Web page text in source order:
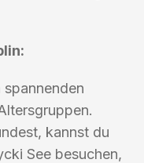
kannst du
See besuchen,